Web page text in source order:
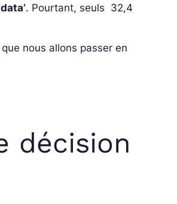
. Pourtant, seuls 32,4
nous allons passer en
décision